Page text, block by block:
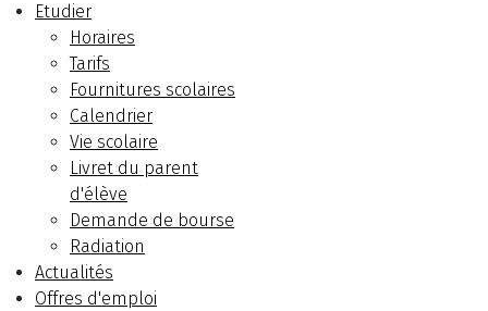
Etudier
Horaires
Tarifs
Fournitures scolaires
Calendrier
Vie scolaire
Livret du parent
d'élève
Demande de bourse
Radiation
Actualités
Offres d'emploi